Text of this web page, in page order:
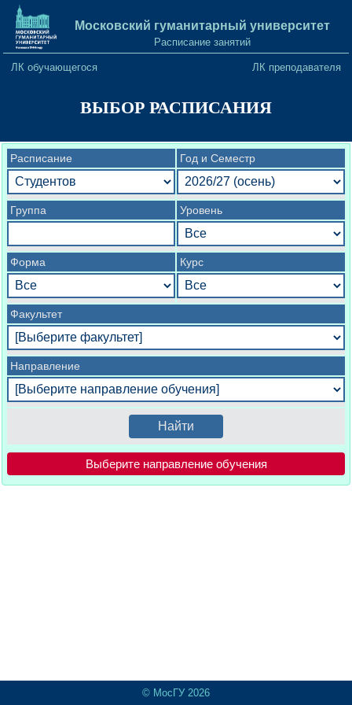
Закрыть
Московский гуманитарный университет
Расписание занятий
ЛК обучающегося ЛК преподавателя
ВЫБОР РАСПИСАНИЯ
Расписание Год и Семестр
Группа Уровень
Форма Курс
Факультет
Направление
Выберите направление обучения
© МосГУ 2026